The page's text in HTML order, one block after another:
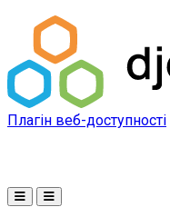
Плагін веб-доступності